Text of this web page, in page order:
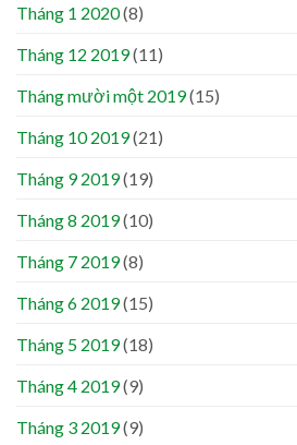
Tháng 1 2020(8)
Tháng 12 2019(11)
Tháng mười một 2019(15)
Tháng 10 2019(21)
Tháng 9 2019(19)
Tháng 8 2019(10)
Tháng 7 2019(8)
Tháng 6 2019(15)
Tháng 5 2019(18)
Tháng 4 2019(9)
Tháng 3 2019(9)